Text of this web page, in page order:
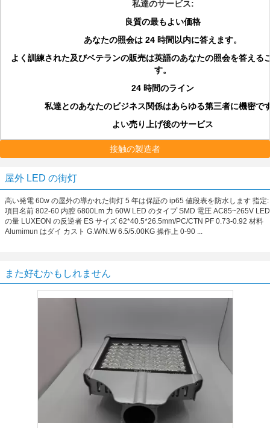
私達のサービス:
良質の最もよい価格
あなたの照会は 24 時間以内に答えます。
よく訓練された及びベテランの販売は英語のあなたの照会を答える
す。
24 時間のライン
私達とのあなたのビジネス関係はあらゆる第三者に機密で
よい売り上げ後のサービス
接触の製造者
屋外 LED の街灯
高い発電 60w の屋外の導かれた街灯 5 年は保証の ip65 値段表を防水します 指定:
項目名前 802-60 内腔 6800Lm 力 60W LED のタイプ SMD 電圧 AC85~265V LED
の量 LUXEON の反逆者 ES サイズ 62*40.5*26.5mm/PC/CTN PF 0.73-0.92 材料
Alumimun はダイ カスト G.W/N.W 6.5/5.00KG 操作上 0-90 ...
また好むかもしれません